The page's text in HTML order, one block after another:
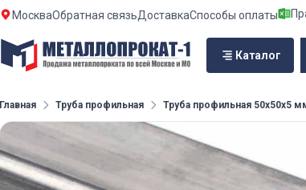
МоскваОбратная связьДоставкаСпособы оплаты
Каталог
Главная Труба профильная Труба профильная 50х50х5